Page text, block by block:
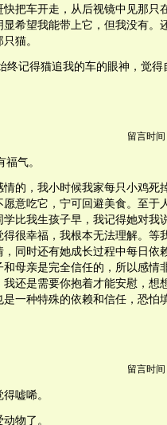
把车开走，从后视镜中见那只
希望我能带上它，但我没有。
猫。
终记得猫追我的车的眼神，觉
留言时间
气。
的，我小时候我家每只小鸡死
意吃它，宁可回避美食。至于
比我生孩子早，我记得她对我
很幸福，我根本无法理解。等
同时还有她成长过程中每日依
母亲是完全信任的，所以感情
还是需要你抱着才能安慰，想
一种特殊的依赖和信任，恐怕
留言时间
嘘唏。
物了。